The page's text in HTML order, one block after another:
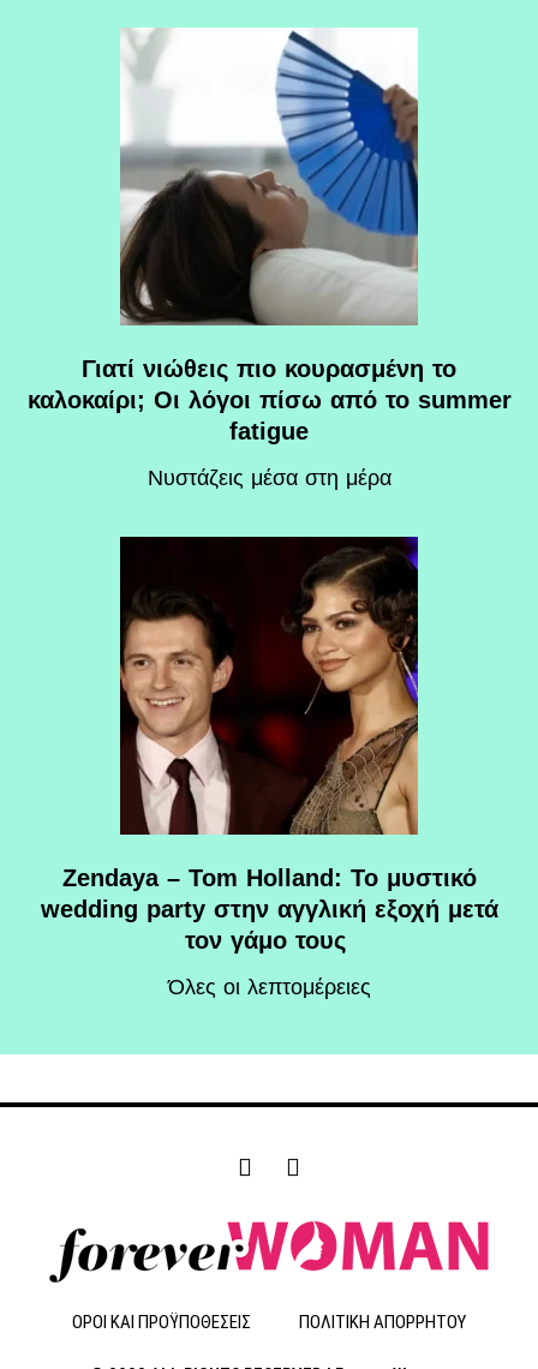
Γιατί νιώθεις πιο κουρασμένη το
καλοκαίρι; Οι λόγοι πίσω από το summer
fatigue
Nυστάζεις μέσα στη μέρα
Zendaya – Tom Holland: Το μυστικό
wedding party στην αγγλική εξοχή μετά
τον γάμο τους
Όλες οι λεπτομέρειες
F
e
b
o
k
I
t
a
r
a
ΟΡΟΙ ΚΑΙ ΠΡΟΫΠΟΘΕΣΕΙΣ ΠΟΛΙΤΙΚΗ ΑΠΟΡΡΗΤΟΥ